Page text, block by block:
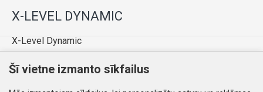
X-LEVEL DYNAMIC
X-Level Dynamic
Šajā kategorijā nav preču.
Šī vietne izmanto sīkfailus